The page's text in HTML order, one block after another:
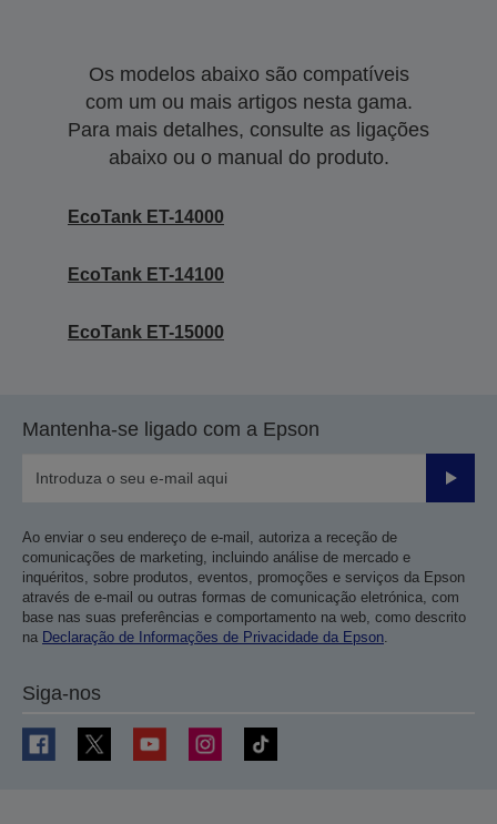
Os modelos abaixo são compatíveis
com um ou mais artigos nesta gama.
Para mais detalhes, consulte as ligações
abaixo ou o manual do produto.
EcoTank ET-14000
EcoTank ET-14100
EcoTank ET-15000
Mantenha-se ligado com a Epson
Enviar
Ao enviar o seu endereço de e-mail, autoriza a receção de
comunicações de marketing, incluindo análise de mercado e
inquéritos, sobre produtos, eventos, promoções e serviços da Epson
através de e-mail ou outras formas de comunicação eletrónica, com
base nas suas preferências e comportamento na web, como descrito
na Declaração de Informações de Privacidade da Epson.
Siga-nos